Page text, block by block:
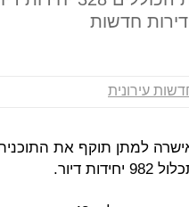
חדשות
עירונית
למתן תוקף את
דיור.